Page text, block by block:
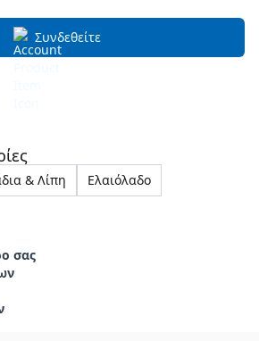
Συνδεθείτε
& Λίπη Ελαιόλαδο
σας